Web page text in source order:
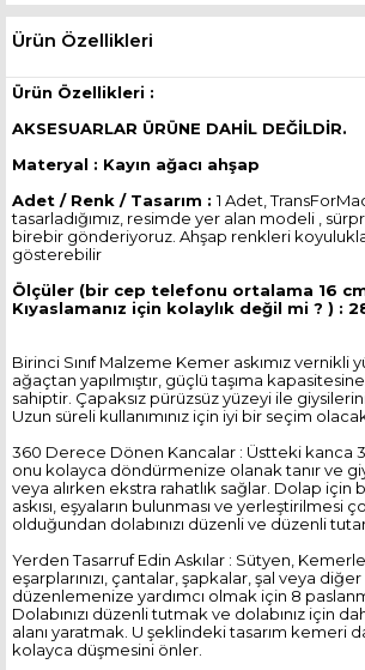
Ürün Özellikleri
Ürün Özellikleri :
AKSESUARLAR ÜRÜNE DAHİL DEĞİLDİR.
Materyal : Kayın ağacı ahşap
Adet / Renk / Tasarım :1 Adet,
tasarladığımız, resimde yer alan modeli ,
birebir gönderiyoruz. Ahşap renkleri
gösterebilir
Ölçüler (bir cep telefonu ortalama 16
Kıyaslamanız için kolaylık değil mi ? ) :
Birinci Sınıf Malzeme Kemer askımız vernikli
ağaçtan yapılmıştır, güçlü taşıma
sahiptir. Çapaksız pürüzsüz yüzeyi ile
Uzun süreli kullanımınız için iyi bir seçim
360 Derece Dönen Kancalar : Üstteki kanca
onu kolayca döndürmenize olanak tanır ve
veya alırken ekstra rahatlık sağlar. Dolap için
askısı, eşyaların bulunması ve yerleştirilmesi
olduğundan dolabınızı düzenli ve düzenli
Yerden Tasarruf Edin Askılar : Sütyen,
eşarplarınızı, çantalar, şapkalar, şal veya diğer
düzenlemenize yardımcı olmak için 8
Dolabınızı düzenli tutmak ve dolabınız için
alanı yaratmak. U şeklindeki tasarım kemeri
kolayca düşmesini önler.